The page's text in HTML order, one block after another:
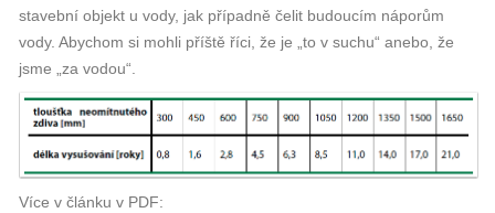
stavební objekt u vody, jak případně čelit budoucím náporům
vody. Abychom si mohli příště říci, že je „to v suchu“ anebo, že
jsme „za vodou“.
Více v článku v PDF: